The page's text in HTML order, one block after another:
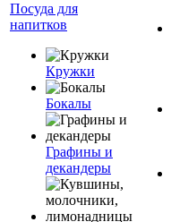
Посуда для
напитков
Кружки
Бокалы
Графины и
декандеры